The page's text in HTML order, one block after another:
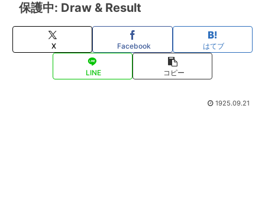
保護中: Draw & Result
X Facebook はてブ
LINE コピー
1925.09.21